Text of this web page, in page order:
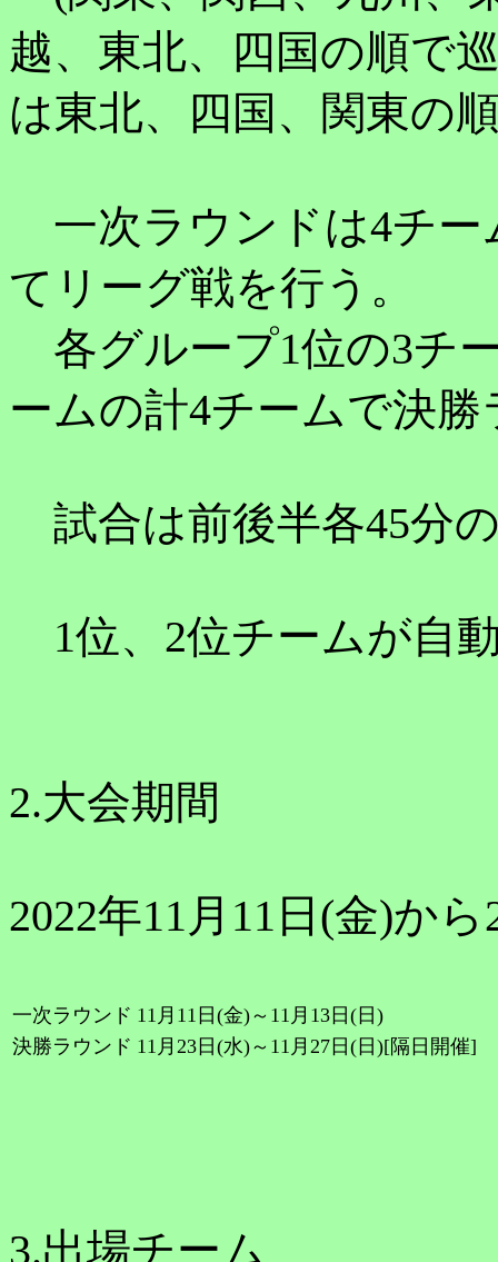
越、東北、四国の順で
は東北、四国、関東の
一次ラウンドは4チー
てリーグ戦を行う。
各グループ1位の3チ
ームの計4チームで決
試合は前後半各45分
1位、2位チームが自
2.大会期間
2022年11月11日(金)か
一次ラウンド 11月11日(金)～11月13日(日)
決勝ラウンド 11月23日(水)～11月27日(日)[隔日開催]
3.出場チーム